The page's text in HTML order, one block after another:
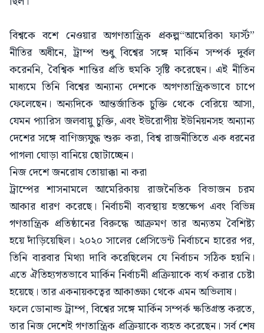
বিশ্বকে বশে নেওয়ার অগণতান্ত্রিক প্রকল্প“আমেরিকা ফার্স্ট”
নীতির অধীনে, ট্রাম্প শুধু বিশ্বের সঙ্গে মার্কিন সম্পর্ক দুর্বল
করেননি, বৈশ্বিক শান্তির প্রতি হুমকি সৃষ্টি করেছেন। এই নীতিন
মাধ্যমে তিনি বিশ্বের অন্যান্য দেশকে অগণতান্ত্রিকভাবে চাপে
ফেলেছেন। অন্যদিকে আন্তর্জাতিক চুক্তি থেকে বেরিয়ে আসা,
যেমন প্যারিস জলবায়ু চুক্তি, এবং ইউরোপীয় ইউনিয়নসহ অন্যান্য
দেশের সঙ্গে বাণিজ্যযুদ্ধ শুরু করা, বিশ্ব রাজনীতিতে এক ধরনের
পাগলা ঘোড়া বানিয়ে ছোটাচ্ছেন।
নিজ দেশে জনরোষ তোয়াক্কা না করা
ট্রাম্পের শাসনামলে আমেরিকায় রাজনৈতিক বিভাজন চরম
আকার ধারণ করেছে। নির্বাচনী ব্যবস্থায় হস্তক্ষেপ এবং বিভিন্ন
গণতান্ত্রিক প্রতিষ্ঠানের বিরুদ্ধে আক্রমণ তার অন্যতম বৈশিষ্ট্য
হয়ে দাঁড়িয়েছিল। ২০২০ সালের প্রেসিডেন্ট নির্বাচনে হারের পর,
তিনি বারবার মিথ্যা দাবি করেছিলেন যে নির্বাচন সঠিক হয়নি।
এতে ঐতিহ্যগতভাবে মার্কিন নির্বাচনী প্রক্রিয়াকে ব্যর্থ করার চেষ্টা
হয়েছে। তার একনায়কত্বের আকাঙ্ক্ষা থেকে এমন অভিলাষ।
ফলে ডোনাল্ড ট্রাম্প, বিশ্বের সঙ্গে মার্কিন সম্পর্ক ক্ষতিগ্রস্ত করতে,
তার নিজ দেশেই গণতান্ত্রিক প্রক্রিয়াকে ব্যহত করেছেন। সর্ব শেষ